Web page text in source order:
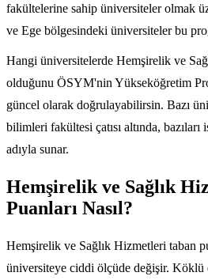
fakültelerine sahip üniversiteler olmak
ve Ege bölgesindeki üniversiteler bu
Hangi üniversitelerde Hemşirelik ve
olduğunu ÖSYM'nin Yükseköğretim
güncel olarak doğrulayabilirsin. Bazı
bilimleri fakültesi çatısı altında,
adıyla sunar.
Hemşirelik ve Sağlık
Puanları Nasıl?
Hemşirelik ve Sağlık Hizmetleri taban
üniversiteye ciddi ölçüde değişir. Köklü